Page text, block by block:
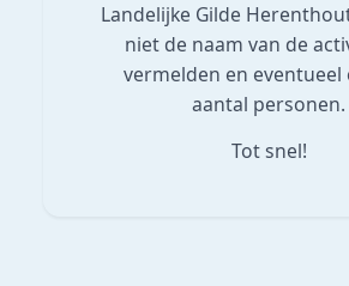
Landelijke Gilde
niet de naam van de
vermelden en eventueel
aantal personen.
Tot snel!